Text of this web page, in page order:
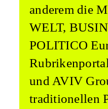
anderem die
WELT,
POLITICO
und AVIV
traditionellen